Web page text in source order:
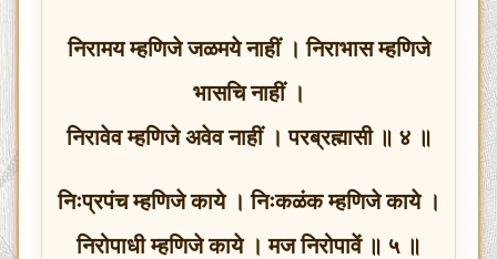
निरामय म्हणिजे जळमये नाहीं । निराभास म्हणिजे
भासचि नाहीं ।
निरावेव म्हणिजे अवेव नाहीं । परब्रह्मासी ॥ ४ ॥
निःप्रपंच म्हणिजे काये । निःकळंक म्हणिजे काये ।
निरोपाधी म्हणिजे काये । मज निरोपावें ॥ ५ ॥